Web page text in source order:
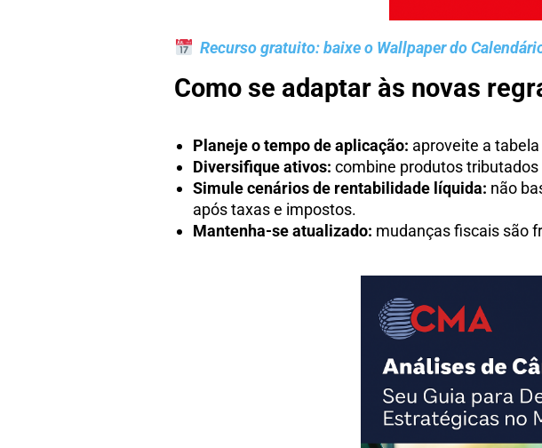
Recurso gratuito: baixe o Wallpaper do
Como se adaptar às novas
Planeje o tempo de aplicação: aproveite a
Diversifique ativos:combine produtos
Simule cenários de rentabilidade líquida: não
após taxas e impostos.
Mantenha-se atualizado: mudanças fiscais são